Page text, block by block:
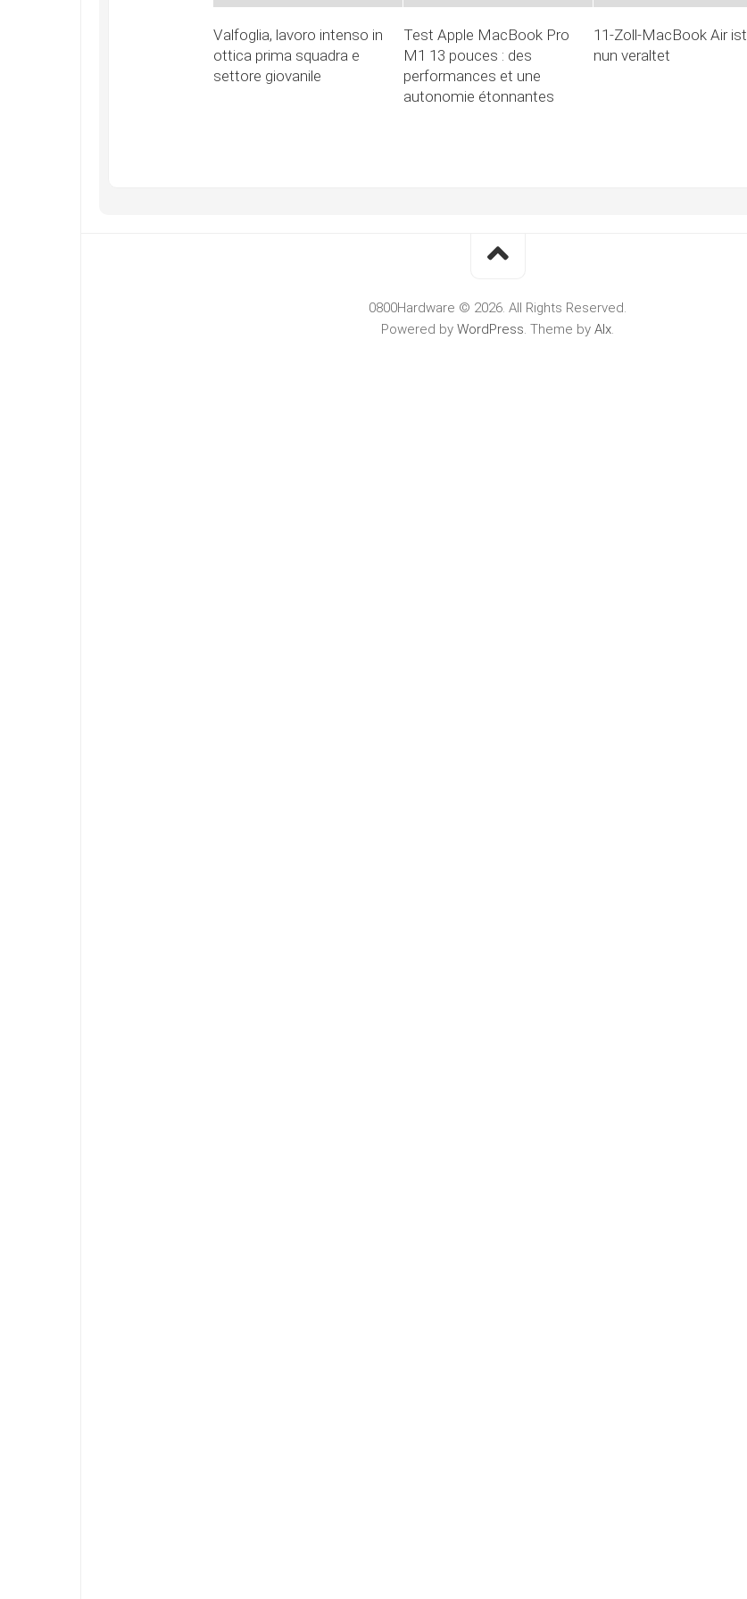
Valfoglia, lavoro intenso in
ottica prima squadra e
settore giovanile
Test Apple MacBook Pro
M1 13 pouces : des
performances et une
autonomie étonnantes
11-Zoll-MacBook Air ist
nun veraltet
0800Hardware © 2026. All Rights Reserved.
Powered by WordPress. Theme by Alx.